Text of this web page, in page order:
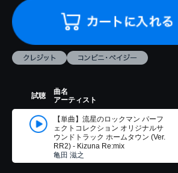
試聴
曲名
アーティスト
【単曲】流星のロックマン パーフ
ェクトコレクション オリジナルサ
ウンドトラック ホームタウン (Ver.
RR2) - Kizuna Re:mix
亀田 滋之